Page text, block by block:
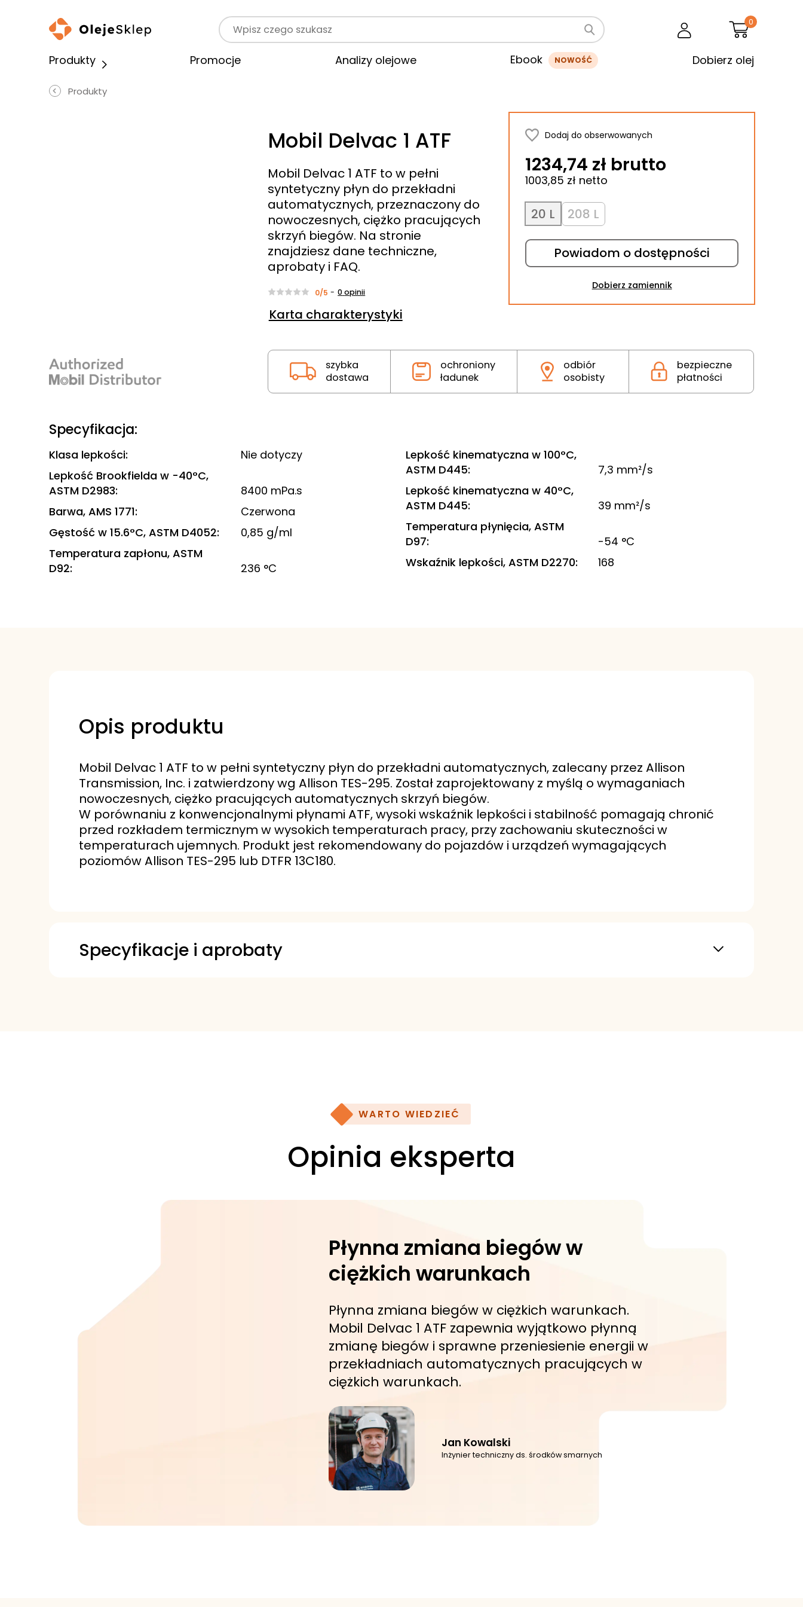
Wyszukaj produkt
0
Produkty Promocje Analizy olejowe Ebook NOWOŚĆ Dobierz olej
Produkty
Mobil Delvac 1 ATF
Mobil Delvac 1 ATF to w pełni
syntetyczny płyn do przekładni
automatycznych, przeznaczony do
nowoczesnych, ciężko pracujących
skrzyń biegów. Na stronie
znajdziesz dane techniczne,
aprobaty i FAQ.
0/5 - 0opinii
Karta charakterystyki
Dodaj do obserwowanych
1234,74 zł brutto
1003,85 zł netto
20 L 208 L
Powiadom o dostępności
Dobierz zamiennik
szybka
dostawa
ochroniony
ładunek
odbiór
osobisty
bezpieczne
płatności
Specyfikacja:
Klasa lepkości:
Nie dotyczy
Lepkość Brookfielda w -40°C,
ASTM D2983:
8400 mPa.s
Barwa, AMS 1771:
Czerwona
Gęstość w 15.6°C, ASTM D4052:
0,85 g/ml
Temperatura zapłonu, ASTM
D92: 236 °C
Lepkość kinematyczna w 100°C,
ASTM D445:
7,3 mm²/s
Lepkość kinematyczna w 40°C,
ASTM D445:
39 mm²/s
Temperatura płynięcia, ASTM
D97:
-54 °C
Wskaźnik lepkości, ASTM D2270: 168
Opis produktu
Mobil Delvac 1 ATF to w pełni syntetyczny płyn do przekładni automatycznych, zalecany przez Allison
Transmission, Inc. i zatwierdzony wg Allison TES-295. Został zaprojektowany z myślą o wymaganiach
nowoczesnych, ciężko pracujących automatycznych skrzyń biegów.
W porównaniu z konwencjonalnymi płynami ATF, wysoki wskaźnik lepkości i stabilność pomagają chronić
przed rozkładem termicznym w wysokich temperaturach pracy, przy zachowaniu skuteczności w
temperaturach ujemnych. Produkt jest rekomendowany do pojazdów i urządzeń wymagających
poziomów Allison TES-295 lub DTFR 13C180.
Specyfikacje i aprobaty
TE-ML 25C
WARTO WIEDZIEĆ
Opinia eksperta
Płynna zmiana biegów w
ciężkich warunkach
Płynna zmiana biegów w ciężkich warunkach.
Mobil Delvac 1 ATF zapewnia wyjątkowo płynną
zmianę biegów i sprawne przeniesienie energii w
przekładniach automatycznych pracujących w
ciężkich warunkach.
Jan Kowalski
Inżynier techniczny ds. środków smarnych